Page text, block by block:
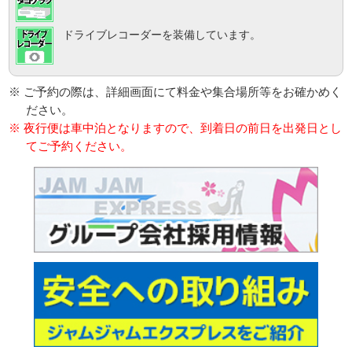
ドライブレコーダーを装備しています。
※ ご予約の際は、詳細画面にて料金や集合場所等をお確かめく
ださい。
※ 夜行便は車中泊となりますので、到着日の前日を出発日とし
てご予約ください。